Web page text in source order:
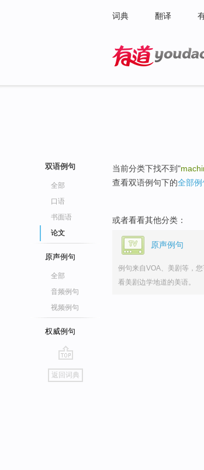
词典 翻译
双语例句
全部
口语
书面语
论文
原声例句
全部
音频例句
视频例句
权威例句
go
top
返回词典
当前分类下找不到"
查看双语例句下的全部例
或者看看其他分类：
原声例句
例句来自VOA、美剧等，您
看美剧边学地道的美语。